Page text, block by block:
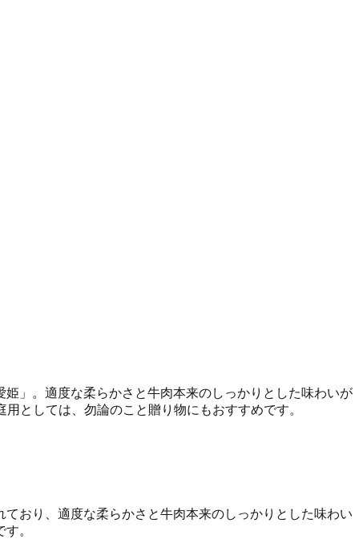
」。適度な柔らかさと牛肉本来のしっかりとした味わいが
としては、勿論のこと贈り物にもおすすめです。
おり、適度な柔らかさと牛肉本来のしっかりとした味わい
。